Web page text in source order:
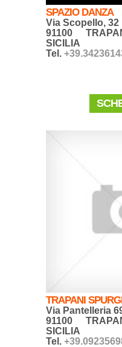
SPAZIO DANZA
Via Scopello, 32
91100
SICILIA
Tel.
TRAPANI
Via Pantelleria
91100
SICILIA
Tel.